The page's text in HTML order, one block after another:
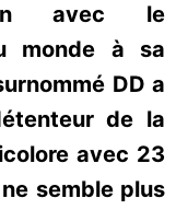
avec le
monde à sa
DD a
de la
avec 23
semble plus